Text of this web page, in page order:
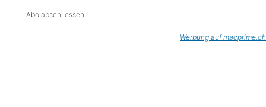
Abo abschliessen
Werbung auf macprime.ch